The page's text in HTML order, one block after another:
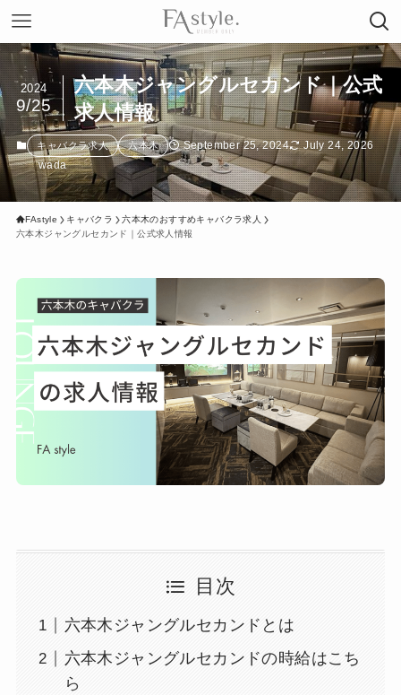
六本木ジャングルセカンド｜公式
求人情報
2024
9/25
キャバクラ求人 六本木 September 25, 2024
July 24, 2026
wada
FAstyle キャバクラ
六本木のおすすめキャバクラ求人
六本木ジャングルセカンド｜公式求人情報
目次
六本木ジャングルセカンドとは
六本木ジャングルセカンドの時給はこち
ら